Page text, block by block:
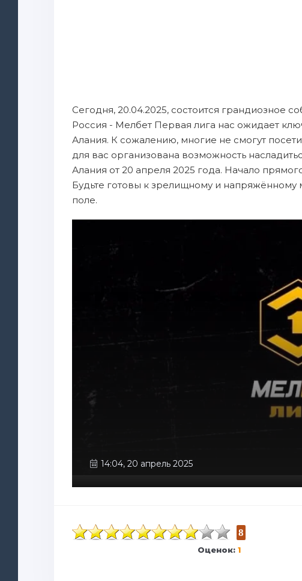
Сегодня, 20.04.2025, состоится грандиозное
Россия - Мелбет Первая лига нас ожидает
Алания. К сожалению, многие не смогут
для вас организована возможность
Алания от 20 апреля 2025 года. Начало
Будьте готовы к зрелищному и напряжённому
поле.
14:04, 20 апрель 2025
8
Оценок: 1